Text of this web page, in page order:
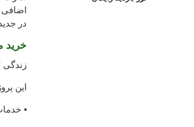
در
خرید
زندگی
این
⦁ خدمات